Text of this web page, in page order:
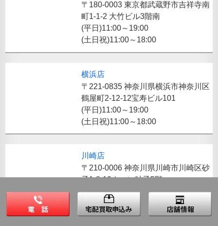
〒180-0003 東京都武蔵野市吉祥寺南
町1-1-2 大竹ビル3階南
(平日)11:00～19:00
(土日祝)11:00～18:00
横浜店
〒221-0835 神奈川県横浜市神奈川区
鶴屋町2-12-12宝寿ビル101
(平日)11:00～19:00
(土日祝)11:00～18:00
川崎店
〒210-0006 神奈川県川崎市川崎区砂
子1-8-12ウィン砂子5階
(平日)11:00～19:00
(土日祝)11:00～18:00